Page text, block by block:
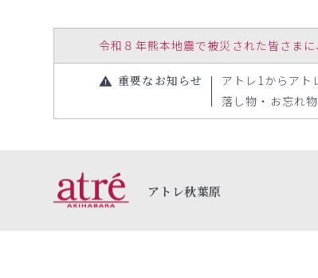
令和８年熊本地震で被災された皆さま
重要なお知らせ
アトレ1からアト
落し物・お忘れ
アトレ秋葉原